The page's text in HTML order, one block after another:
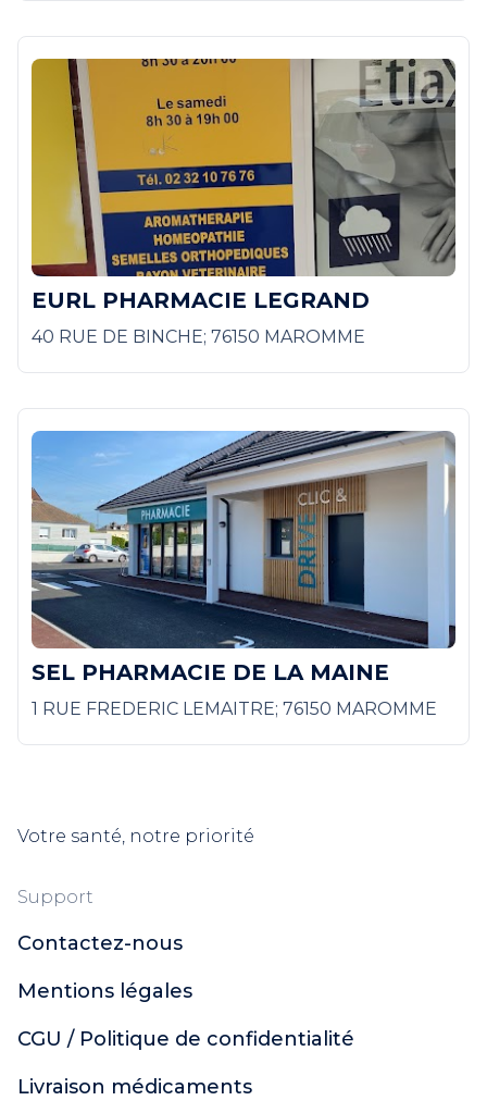
EURL PHARMACIE LEGRAND
40 RUE DE BINCHE; 76150 MAROMME
SEL PHARMACIE DE LA MAINE
1 RUE FREDERIC LEMAITRE; 76150 MAROMME
Votre santé, notre priorité
Support
Contactez-nous
Mentions légales
CGU / Politique de confidentialité
Livraison médicaments